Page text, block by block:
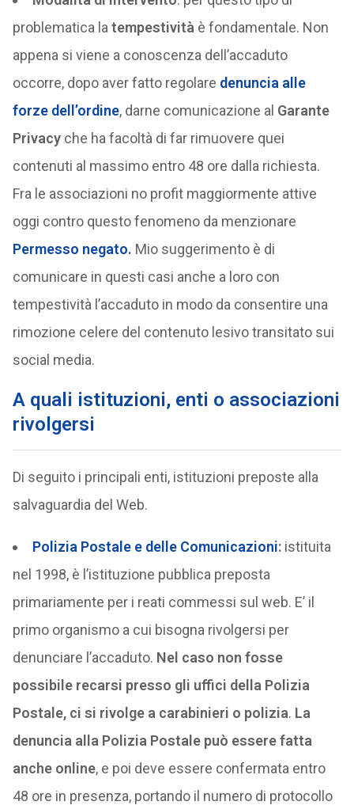
problematica latempestività è fondamentale. Non
appena si viene a conoscenza dell’accaduto
occorre, dopo aver fatto regolare denuncia alle
forze dell’ordine, darne comunicazione al Garante
Privacyche ha facoltà di far rimuovere quei
contenuti al massimo entro 48 ore dalla richiesta.
Fra le associazioni no profit maggiormente attive
oggi contro questo fenomeno da menzionare
Permesso negato. Mio suggerimento è di
comunicare in questi casi anche a loro con
tempestività l’accaduto in modo da consentire una
rimozione celere del contenuto lesivo transitato sui
social media.
A quali istituzioni, enti o associazioni
rivolgersi
Di seguito i principali enti, istituzioni preposte alla
salvaguardia del Web.
Polizia Postale e delle Comunicazioni: istituita
nel 1998, è l’istituzione pubblica preposta
primariamente per i reati commessi sul web. E’ il
primo organismo a cui bisogna rivolgersi per
denunciare l’accaduto. Nel caso non fosse
possibile recarsi presso gli uffici della Polizia
Postale, ci si rivolge a carabinieri o polizia. La
denuncia alla Polizia Postale può essere fatta
anche online, e poi deve essere confermata entro
48 ore in presenza, portando il numero di protocollo